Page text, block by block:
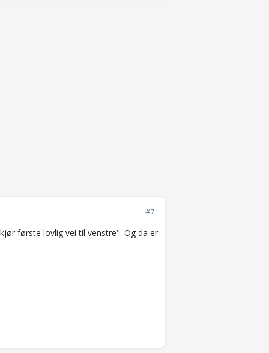
#7
første lovlig vei til venstre". Og da er